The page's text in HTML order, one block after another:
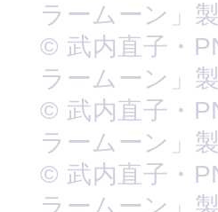
ラームーン」
© 武内直子・
ラームーン」
© 武内直子・
ラームーン」
© 武内直子・
ラームーン」